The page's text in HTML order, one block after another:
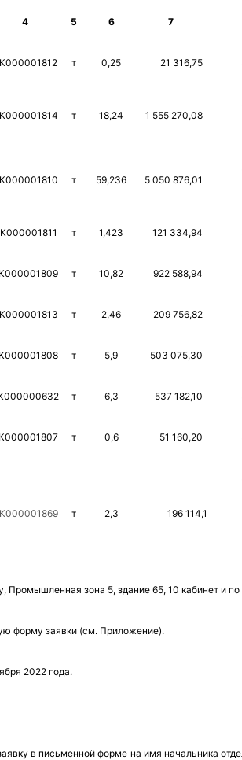
4 5 6 7
т 0,25 21 316,75
т 18,24 1 555 270,08
т 59,236 5 050 876,01
т 1,423 121 334,94
т 10,82 922 588,94
т 2,46 209 756,82
т 5,9 503 075,30
т 6,3 537 182,10
т 0,6 51 160,20
т 2,3 196 114,1
зона 5, здание 65, 10 кабинет и по
форму заявки (см. Приложение).
2022 года.
в письменной форме на имя начальника